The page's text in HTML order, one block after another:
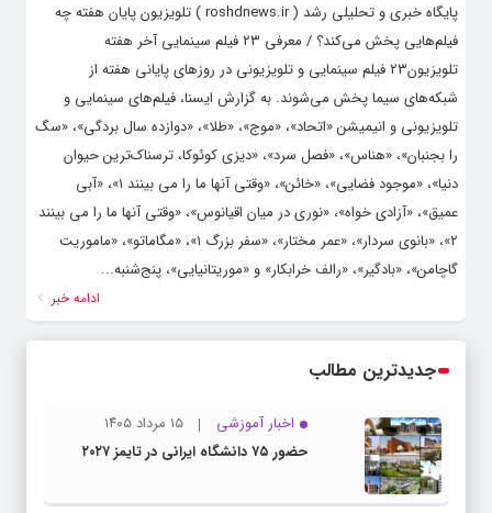
پایگاه خبری و تحلیلی رشد ( roshdnews.ir ) تلویزیون پایان هفته چه
فیلم‌هایی پخش می‌کند؟ / معرفی ۲۳ فیلم سینمایی آخر هفته
تلویزیون۲۳ فیلم سینمایی و تلویزیونی در روزهای پایانی هفته از
شبکه‌های سیما پخش می‌شوند. به گزارش ایسنا، فیلم‌های سینمایی و
تلویزیونی و انیمیشن «اتحاد»، «موج»، «طلا»، «دوازده سال بردگی»، «سگ
را بجنبان»، «هناس»، «فصل سرد»، «دیزی کوئوکا، ترسناک‌ترین حیوان
دنیا»، «موجود فضایی»، «خائن»، «وقتی آنها ما را می بینند ۱»، «آبی
عمیق»، «آزادی خواه»، «نوری در میان اقیانوس»، «وقتی آنها ما را می بینند
۲»، «بانوی سردار»، «عمر مختار»، «سفر بزرگ ۱»، «مگاماتو»، «ماموریت
گاچامن»، «بادگیر»، «رالف خرابکار» و «موریتانیایی»، پنج‌شنبه...
ادامه خبر
جدیدترین مطالب
اخبار آموزشی
۱۵ مرداد ۱۴۰۵
حضور ۷۵ دانشگاه ایرانی در تایمز ۲۰۲۷